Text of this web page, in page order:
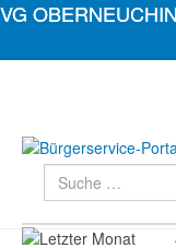
Suchen